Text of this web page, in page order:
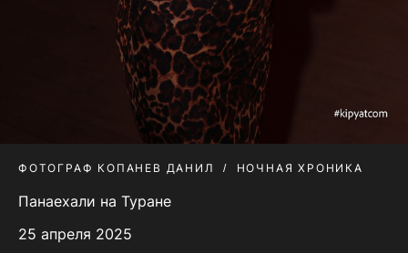
ФОТОГРАФ КОПАНЕВ ДАНИЛ НОЧНАЯ ХРОНИКА
Панаехали на Туране
25 апреля 2025